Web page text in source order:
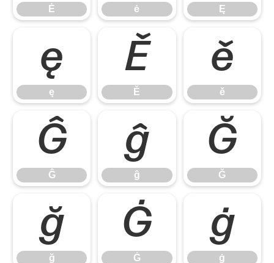
Ė ė Ę
ę
ę
Ě
Ě
ě
ě
Ĝ
Ĝ
ĝ
ĝ
Ğ
Ğ
ğ
ğ
Ġ
Ġ
ġ
ġ